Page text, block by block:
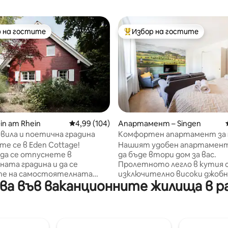
5, 161 отзива
избор на гостите
на гостите
am Rhein Средна оценка: 4,99 от 5, 104 отзива
4,99 (104)
и поетична градина
се в Eden Cottage!
се отпуснете в
градина и да се
на самостоятелната
се чувствате добре
и с любов
Най-популярен избор на
Избор на гостите
Апартамент – Singen
Комфортен апартамент за
между Боденското езеро и
вулканите Хегау
Нашият удобен
да бъде втори дом за вас.
Пролетното легло в кутия
изключително високи
матраци и първокласен
има за цел да ви осигури
във ваканционните жилища в